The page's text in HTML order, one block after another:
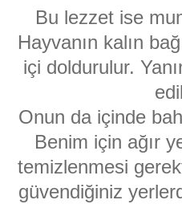
Bu lezzet ise
Hayvanın kalın
içi doldurulur.
Onun da içinde
Benim için ağır
temizlenmesi
güvendiğiniz